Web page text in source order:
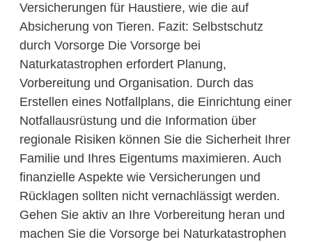
Versicherungen für Haustiere, wie die auf
Absicherung von Tieren. Fazit: Selbstschutz
durch Vorsorge Die Vorsorge bei
Naturkatastrophen erfordert Planung,
Vorbereitung und Organisation. Durch das
Erstellen eines Notfallplans, die Einrichtung einer
Notfallausrüstung und die Information über
regionale Risiken können Sie die Sicherheit Ihrer
Familie und Ihres Eigentums maximieren. Auch
finanzielle Aspekte wie Versicherungen und
Rücklagen sollten nicht vernachlässigt werden.
Gehen Sie aktiv an Ihre Vorbereitung heran und
machen Sie die Vorsorge bei Naturkatastrophen